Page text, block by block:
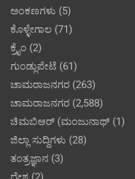
ಅಂಕಣಗಳು (5)
ಕೊಳ್ಳೇಗಾಲ (71)
ಕ್ರೈಂ (2)
ಗುಂಡ್ಲುಪೇಟೆ (61)
ಚಾಮರಾಜನಗರ (263)
ಚಾಮರಾಜನಗರ (2,588)
ಚಿಮಬಿಆರ್ (ಮಂಜುನಾಥ್ (1)
ಜಿಲ್ಲಾ ಸುದ್ದಿಗಳು (28)
ತಂತ್ರಜ್ಞಾನ (3)